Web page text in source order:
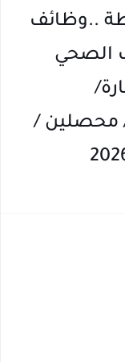
والدبلومات والعمال والفنيين والتقديم حتي 9 يوليو 2026
..وظائف
الصحي
/ محصلين /